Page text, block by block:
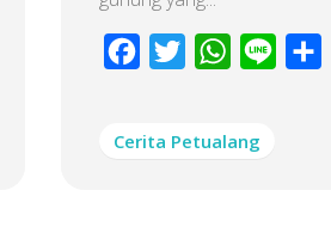
Facebook
Twitter WhatsApp
Line
Cerita Petualang